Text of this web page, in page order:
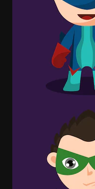
和工作室。
繁體中文 (
Copyright ©